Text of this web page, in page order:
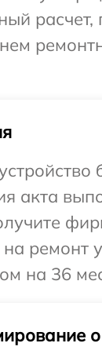
расчет,
акта
ремонт
на 36
о